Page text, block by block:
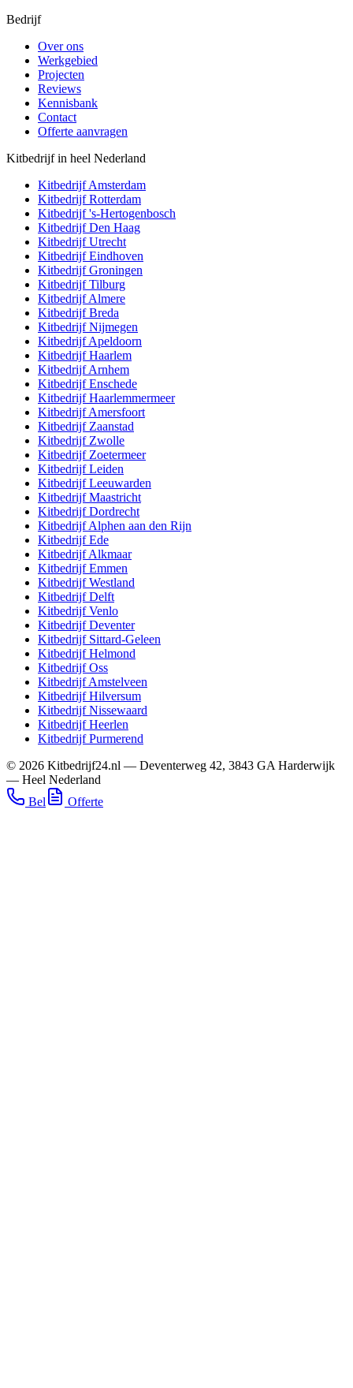
Bedrijf
Over ons
Werkgebied
Projecten
Reviews
Kennisbank
Contact
Offerte aanvragen
Kitbedrijf in heel Nederland
KitbedrijfAmsterdam
KitbedrijfRotterdam
Kitbedrijf's-Hertogenbosch
KitbedrijfDen Haag
KitbedrijfUtrecht
KitbedrijfEindhoven
KitbedrijfGroningen
KitbedrijfTilburg
KitbedrijfAlmere
KitbedrijfBreda
KitbedrijfNijmegen
KitbedrijfApeldoorn
KitbedrijfHaarlem
KitbedrijfArnhem
KitbedrijfEnschede
KitbedrijfHaarlemmermeer
KitbedrijfAmersfoort
Kitbedrijf Zaanstad
Kitbedrijf Zwolle
Kitbedrijf Zoetermeer
KitbedrijfLeiden
KitbedrijfLeeuwarden
KitbedrijfMaastricht
KitbedrijfDordrecht
KitbedrijfAlphen aan den Rijn
KitbedrijfEde
KitbedrijfAlkmaar
KitbedrijfEmmen
KitbedrijfWestland
KitbedrijfDelft
KitbedrijfVenlo
KitbedrijfDeventer
Kitbedrijf Sittard-Geleen
KitbedrijfHelmond
KitbedrijfOss
KitbedrijfAmstelveen
KitbedrijfHilversum
KitbedrijfNissewaard
KitbedrijfHeerlen
KitbedrijfPurmerend
© 2026 Kitbedrijf24.nl — Deventerweg 42, 3843 GA Harderwijk
— Heel Nederland
Bel
Offerte